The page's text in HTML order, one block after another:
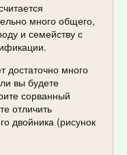
много общего,
и семейству с
достаточно много
вы будете
сорванный
отличить
двойника (рисунок